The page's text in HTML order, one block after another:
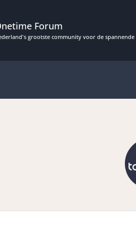
Forum
grootste community voor de spannende